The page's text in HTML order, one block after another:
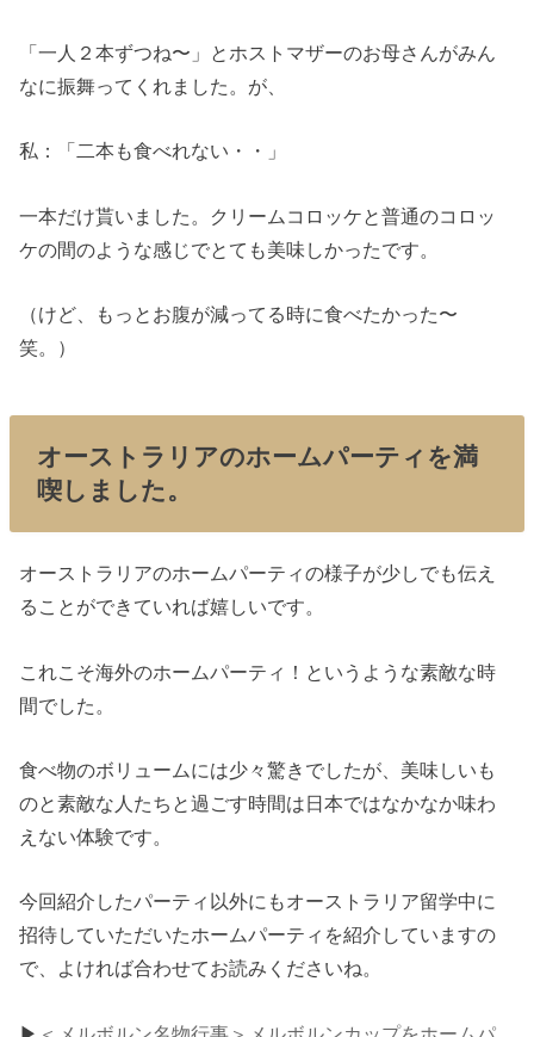
「一人２本ずつね〜」とホストマザーのお母さんがみん
なに振舞ってくれました。が、
私：「二本も食べれない・・」
一本だけ貰いました。クリームコロッケと普通のコロッ
ケの間のような感じでとても美味しかったです。
（けど、もっとお腹が減ってる時に食べたかった〜
笑。）
オーストラリアのホームパーティを満
喫しました。
オーストラリアのホームパーティの様子が少しでも伝え
ることができていれば嬉しいです。
これこそ海外のホームパーティ！というような素敵な時
間でした。
食べ物のボリュームには少々驚きでしたが、美味しいも
のと素敵な人たちと過ごす時間は日本ではなかなか味わ
えない体験です。
今回紹介したパーティ以外にもオーストラリア留学中に
招待していただいたホームパーティを紹介していますの
で、よければ合わせてお読みくださいね。